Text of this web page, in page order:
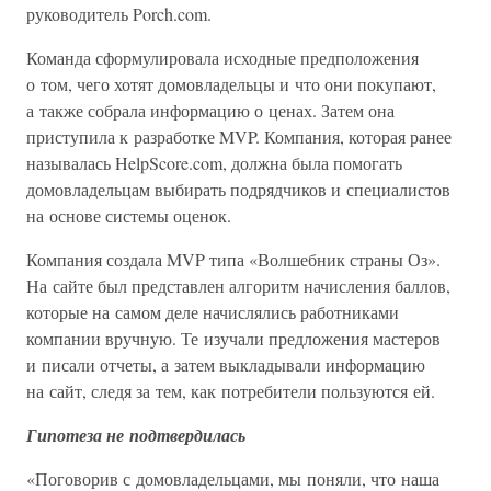
руководитель Porch.com.
Команда сформулировала исходные предположения
о том, чего хотят домовладельцы и что они покупают,
а также собрала информацию о ценах. Затем она
приступила к разработке MVP. Компания, которая ранее
называлась HelpScore.com, должна была помогать
домовладельцам выбирать подрядчиков и специалистов
на основе системы оценок.
Компания создала MVP типа «Волшебник страны Оз».
На сайте был представлен алгоритм начисления баллов,
которые на самом деле начислялись работниками
компании вручную. Те изучали предложения мастеров
и писали отчеты, а затем выкладывали информацию
на сайт, следя за тем, как потребители пользуются ей.
Гипотеза не подтвердилась
«Поговорив с домовладельцами, мы поняли, что наша